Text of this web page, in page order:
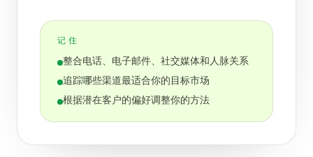
记住
整合电话、电子邮件、社交媒体和人脉关系
追踪哪些渠道最适合你的目标市场
根据潜在客户的偏好调整你的方法